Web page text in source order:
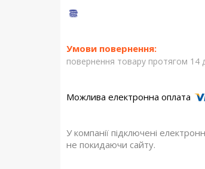
повернення товару протягом 14
У компанії підключені
не покидаючи сайту.